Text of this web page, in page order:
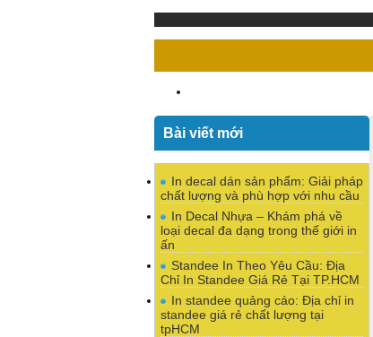
Bài viết mới
In decal dán sản phẩm: Giải pháp
chất lượng và phù hợp với nhu cầu
In Decal Nhựa – Khám phá về
loại decal đa dạng trong thế giới in
ấn
Standee In Theo Yêu Cầu: Địa
Chỉ In Standee Giá Rẻ Tại TP.HCM
In standee quảng cáo: Địa chỉ in
standee giá rẻ chất lượng tại
tpHCM